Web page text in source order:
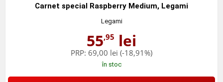
Carnet special Raspberry Medium, Legami
Legami
55,95 lei
PRP: 69,00 lei (-18,91%)
în stoc